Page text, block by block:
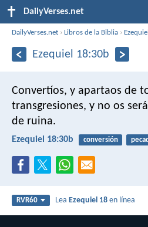
DailyVerses.net
DailyVerses.net ›Libros de la Biblia › Ezequiel
Ezequiel 18:30b
Convertíos, y apartaos de
transgresiones, y no os
de ruina.
Ezequiel 18:30b conversión
RVR60 LeaEzequiel 18 en línea